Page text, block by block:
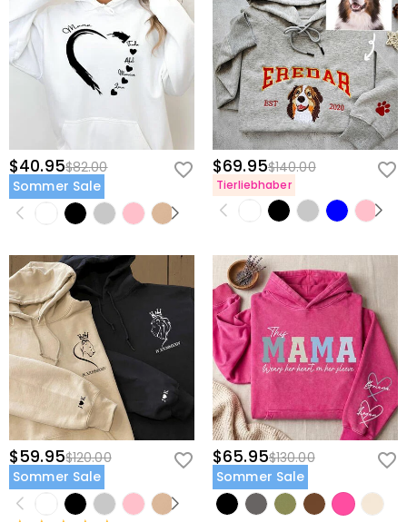
$40.95$82.00
Sommer Sale
$69.95$140.00
Tierliebhaber
$59.95$120.00
Sommer Sale
$65.95$130.00
Sommer Sale